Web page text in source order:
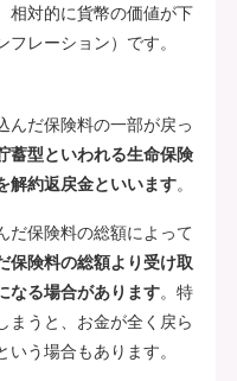
相対的に貨幣の価値が下
レーション）です。
んだ保険料の一部が戻っ
蓄型といわれる生命保険
解約返戻金といいます。
だ保険料の総額によって
保険料の総額より受け取
なる場合があります。特
まうと、お金が全く戻ら
う場合もあります。